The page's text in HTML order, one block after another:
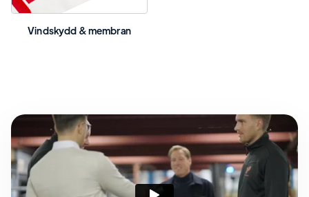
Vindskydd & membran